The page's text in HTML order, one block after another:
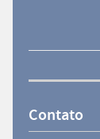
Contato